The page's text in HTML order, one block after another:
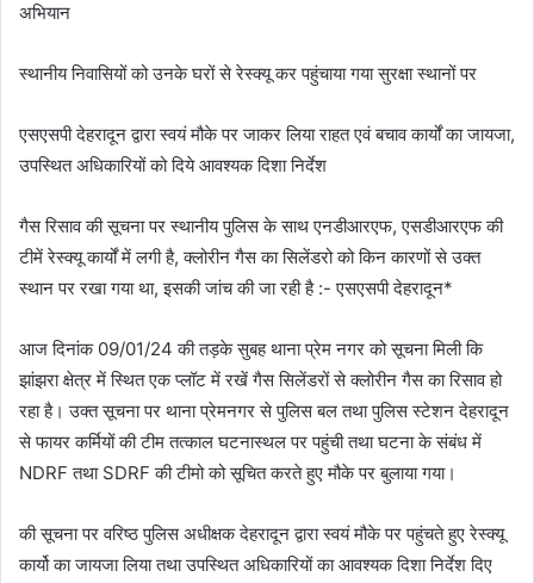
अभियान
स्थानीय निवासियों को उनके घरों से रेस्क्यू कर पहुंचाया गया सुरक्षा स्थानों पर
एसएसपी देहरादून द्वारा स्वयं मौके पर जाकर लिया राहत एवं बचाव कार्यों का जायजा,
उपस्थित अधिकारियों को दिये आवश्यक दिशा निर्देश
गैस रिसाव की सूचना पर स्थानीय पुलिस के साथ एनडीआरएफ, एसडीआरएफ की
टीमें रेस्क्यू कार्यों में लगी है, क्लोरीन गैस का सिलेंडरो को किन कारणों से उक्त
स्थान पर रखा गया था, इसकी जांच की जा रही है :- एसएसपी देहरादून*
आज दिनांक 09/01/24 की तड़के सुबह थाना प्रेम नगर को सूचना मिली कि
झांझरा क्षेत्र में स्थित एक प्लॉट में रखें गैस सिलेंडरों से क्लोरीन गैस का रिसाव हो
रहा है। उक्त सूचना पर थाना प्रेमनगर से पुलिस बल तथा पुलिस स्टेशन देहरादून
से फायर कर्मियों की टीम तत्काल घटनास्थल पर पहुंची तथा घटना के संबंध में
NDRF तथा SDRF की टीमो को सूचित करते हुए मौके पर बुलाया गया।
की सूचना पर वरिष्ठ पुलिस अधीक्षक देहरादून द्वारा स्वयं मौके पर पहुंचते हुए रेस्क्यू
कार्यो का जायजा लिया तथा उपस्थित अधिकारियों का आवश्यक दिशा निर्देश दिए